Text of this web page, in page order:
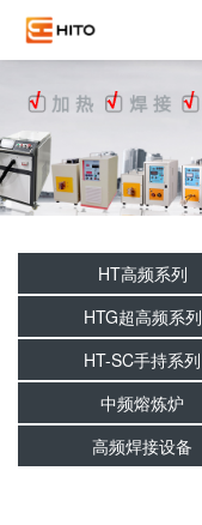
HT高频系列
HTG超高频系列
HT-SC手持系列
中频熔炼炉
高频焊接设备